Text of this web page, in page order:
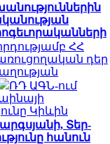
ՀՀ
դեր
ՌԴ ԱԳՆ-ում
Կիևին
Տեր-
հանուն